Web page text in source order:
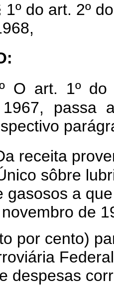
do art. 2º
O art. 1º do
passa
receita
sôbre
gasosos a
de
por cento)
despesas